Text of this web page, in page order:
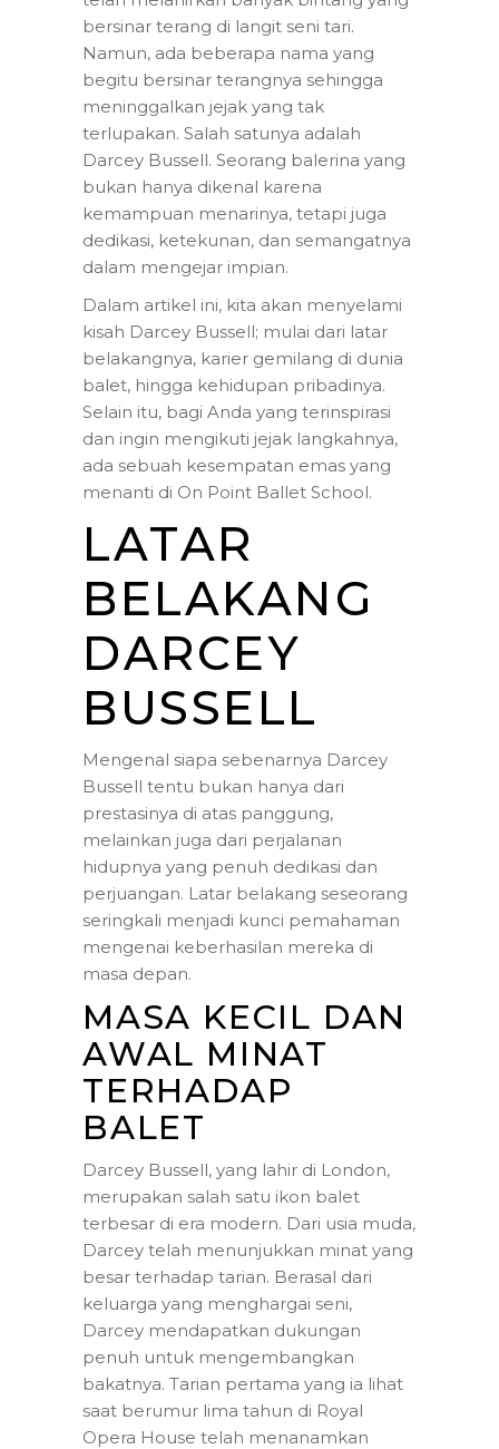
bersinar terang di langit seni tari.
Namun, ada beberapa nama yang
begitu bersinar terangnya sehingga
meninggalkan jejak yang tak
terlupakan. Salah satunya adalah
Darcey Bussell. Seorang balerina yang
bukan hanya dikenal karena
kemampuan menarinya, tetapi juga
dedikasi, ketekunan, dan semangatnya
dalam mengejar impian.
Dalam artikel ini, kita akan menyelami
kisah Darcey Bussell; mulai dari latar
belakangnya, karier gemilang di dunia
balet, hingga kehidupan pribadinya.
Selain itu, bagi Anda yang terinspirasi
dan ingin mengikuti jejak langkahnya,
ada sebuah kesempatan emas yang
menanti di On Point Ballet School.
LATAR
BELAKANG
DARCEY
BUSSELL
Mengenal siapa sebenarnya Darcey
Bussell tentu bukan hanya dari
prestasinya di atas panggung,
melainkan juga dari perjalanan
hidupnya yang penuh dedikasi dan
perjuangan. Latar belakang seseorang
seringkali menjadi kunci pemahaman
mengenai keberhasilan mereka di
masa depan.
MASA KECIL DAN
AWAL MINAT
TERHADAP
BALET
Darcey Bussell, yang lahir di London,
merupakan salah satu ikon balet
terbesar di era modern. Dari usia muda,
Darcey telah menunjukkan minat yang
besar terhadap tarian. Berasal dari
keluarga yang menghargai seni,
Darcey mendapatkan dukungan
penuh untuk mengembangkan
bakatnya. Tarian pertama yang ia lihat
saat berumur lima tahun di Royal
Opera House telah menanamkan